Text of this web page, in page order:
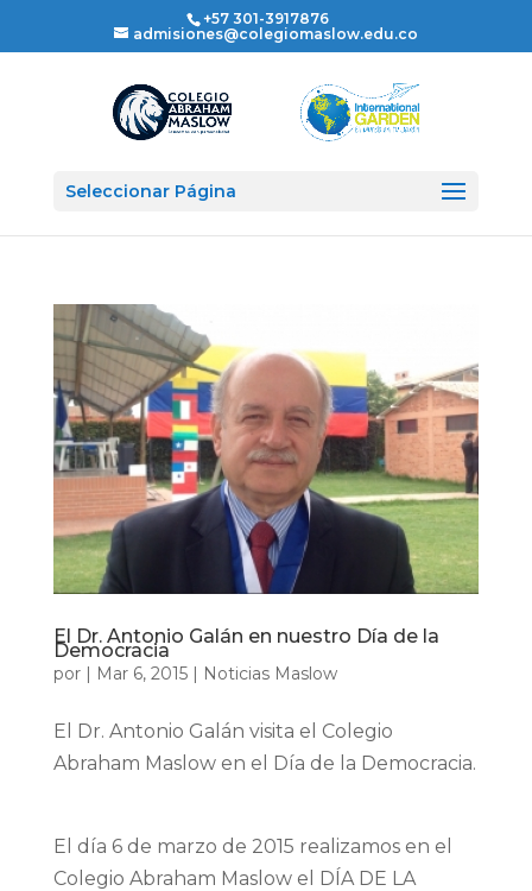
+57 301-3917876
admisiones@colegiomaslow.edu.co
Seleccionar Página
El Dr. Antonio Galán en nuestro Día de la
Democracia
por | Mar 6, 2015| Noticias Maslow
El Dr. Antonio Galán visita el Colegio
Abraham Maslow en el Día de la Democracia.
El día 6 de marzo de 2015 realizamos en el
Colegio Abraham Maslow el DÍA DE LA